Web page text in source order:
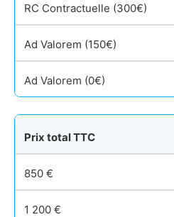
RC Contractuelle (300€)
Ad Valorem (150€)
Ad Valorem (0€)
Prix total TTC
850 €
1 200 €